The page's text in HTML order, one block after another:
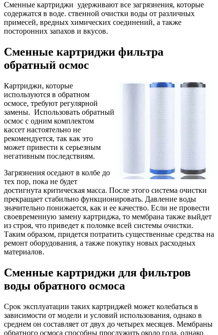
Сменные картриджи удерживают все загрязнения, которые
содержатся в воде. ственной очистки воды от различных
примесей, вредных химических соединений, а также
посторонних запахов и вкусов.
Сменные картриджи фильтра
обратный осмос
Картриджи, которые
используются в обратном
осмосе, требуют регулярной
замены. Использовать обратный
осмос с одним комплектом
кассет настоятельно не
рекомендуется, так как это
может привести к серьезным
негативным последствиям.
Загрязнения оседают в колбе до
тех пор, пока не будет
достигнута критическая масса. После этого система очистки
прекращает стабильно функционировать. Давление воды
значительно понижается, как и ее качество. Если не провести
своевременную замену картриджа, то мембрана также выйдет
из строя, что приведет к поломке всей системы очистки.
Таким образом, придется потратить существенные средства на
ремонт оборудования, а также покупку новых расходных
материалов.
Сменные картриджи для фильтров
воды обратного осмоса
Срок эксплуатации таких картриджей может колебаться в
зависимости от модели и условий использования, однако в
среднем он составляет от двух до четырех месяцев. Мембраны
обратного осмоса способны прослужить около года, однако